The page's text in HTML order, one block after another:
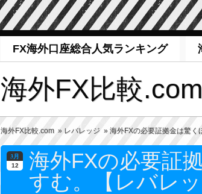
FX海外口座総合人気ランキング
海外FX比較.com
海外FX比較.com » レバレッジ » 海外FXの必要証拠金は驚く
3月
12
海外FXの必要証
すむ。【レバレッ